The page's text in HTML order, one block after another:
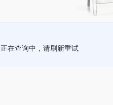
正在查询中，请刷新重试